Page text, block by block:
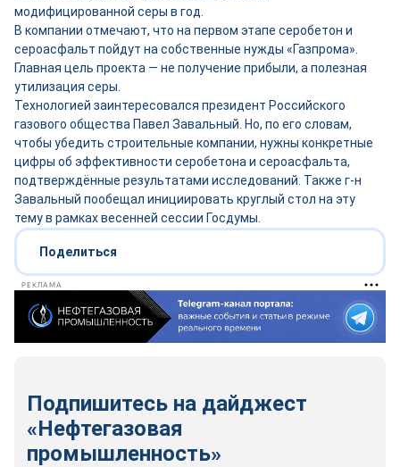
модифицированной серы в год.
В компании отмечают, что на первом этапе серобетон и
сероасфальт пойдут на собственные нужды «Газпрома».
Главная цель проекта — не получение прибыли, а полезная
утилизация серы.
Технологией заинтересовался президент Российского
газового общества Павел Завальный. Но, по его словам,
чтобы убедить строительные компании, нужны конкретные
цифры об эффективности серобетона и сероасфальта,
подтверждённые результатами исследований. Также г-н
Завальный пообещал инициировать круглый стол на эту
тему в рамках весенней сессии Госдумы.
Поделиться
РЕКЛАМА
Подпишитесь на дайджест
«Нефтегазовая
промышленность»